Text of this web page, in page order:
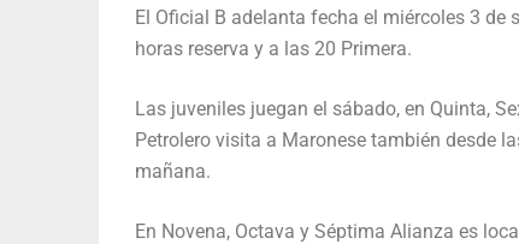
El Oficial B adelanta fecha el miércoles 3 de
horas reserva y a las 20 Primera.
Las juveniles juegan el sábado, en Quinta,
Petrolero visita a Maronese también desde
mañana.
En Novena, Octava y Séptima Alianza es